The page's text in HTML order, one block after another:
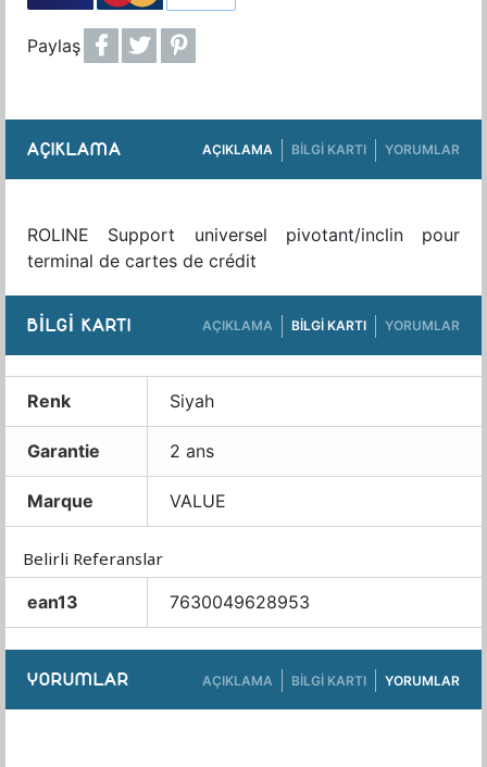
Paylaş
AÇIKLAMA AÇIKLAMA BILGI KARTI YORUMLAR
ROLINE Support universel pivotant/inclin pour
terminal de cartes de crédit
BILGI KARTI AÇIKLAMA BILGI KARTI YORUMLAR
Renk Siyah
Garantie 2 ans
Marque VALUE
Belirli Referanslar
ean13
7630049628953
YORUMLAR AÇIKLAMA BILGI KARTI YORUMLAR